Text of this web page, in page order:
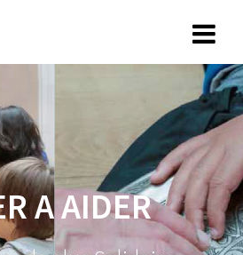
A AIDER